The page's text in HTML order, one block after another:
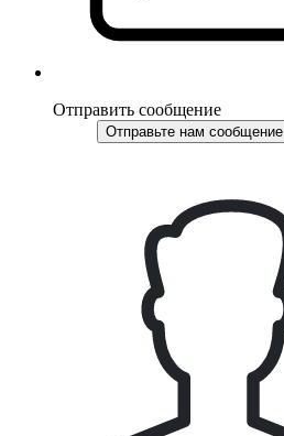
Отправить сообщение
Отправьте нам сообщение